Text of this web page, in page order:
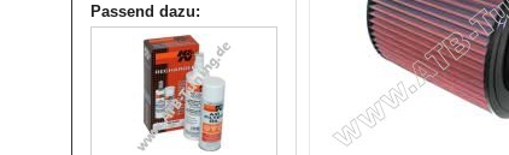
Passend dazu: